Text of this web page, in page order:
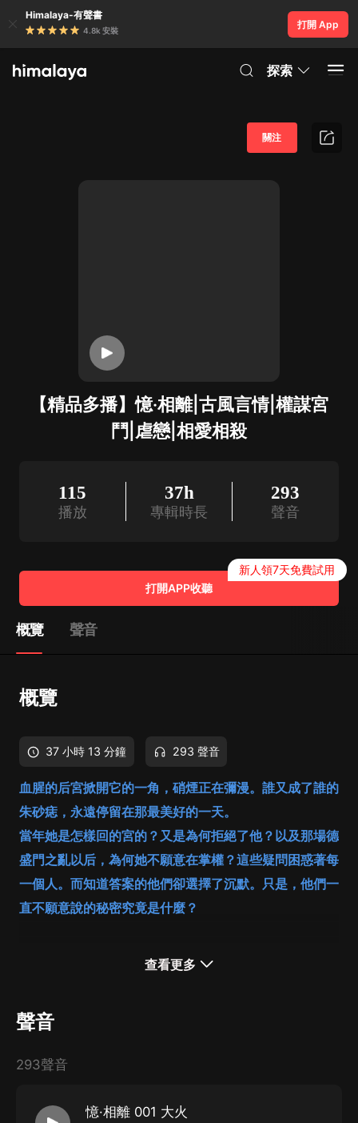
Himalaya-有聲書
4.8k 安裝
打開 App
探索
【精品多播】憶·相離|古風言情|權謀宮
鬥|虐戀|相愛相殺
關注
115
播放
37h
專輯時長
293
聲音
打開APP收聽
新人領7天免費試用
概覽 聲音
概覽
37 小時 13 分鐘 293 聲音
血腥的后宮掀開它的一角，硝煙正在彌漫。誰又成了誰的
朱砂痣，永遠停留在那最美好的一天。
當年她是怎樣回的宮的？又是為何拒絕了他？以及那場德
盛門之亂以后，為何她不願意在掌權？這些疑問困惑著每
一個人。而知道答案的他們卻選擇了沉默。只是，他們一
直不願意說的秘密究竟是什麼？
查看更多
聲音
293聲音
憶·相離 001 大火